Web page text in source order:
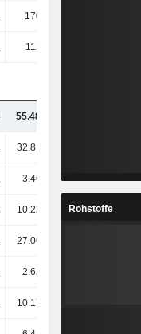
170 Mrd.
112 Mrd.
55.48 Mrd.
32.81 Mrd.
3.46 Mrd. 1.79 Mrd.
10.22 Mrd. 5.69 Mrd.
27.06 Mrd.
2.62 Mrd.
10.17 Mrd.
Rohstoffe